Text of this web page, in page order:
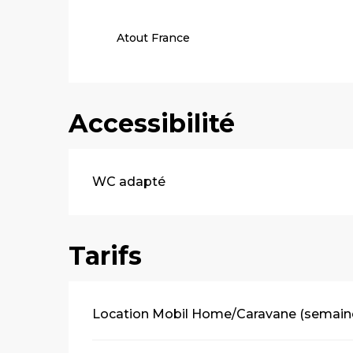
Atout France
Accessibilité
WC adapté
Tarifs
Tarifs 2026
Location Mobil Home/Caravane